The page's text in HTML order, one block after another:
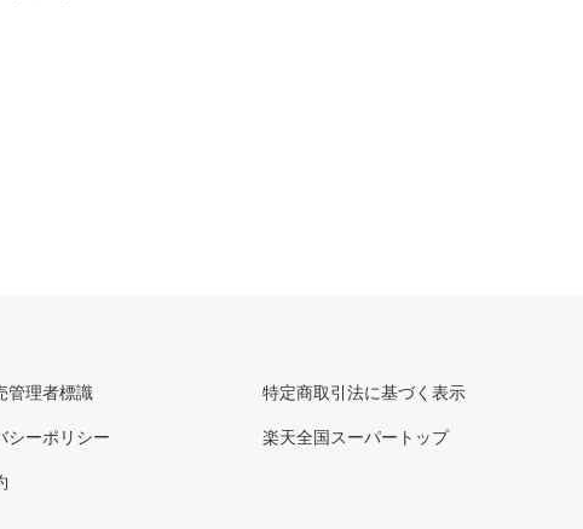
管理者標識
シーポリシー
特定商取引法に基づく表示
楽天全国スーパートップ